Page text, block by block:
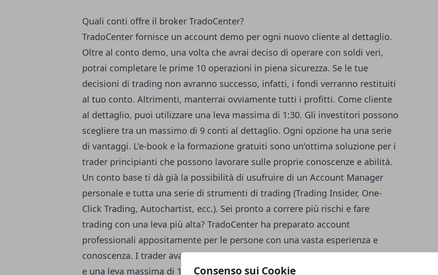
Consenso sui Cookie
Quali conti offre il broker TradoCenter?
TradoCenter fornisce un account demo per ogni nuovo cliente al dettaglio.
Oltre al conto demo, una volta che avrai deciso di operare con soldi veri,
potrai completare le prime 10 operazioni in piena sicurezza. Se le tue
decisioni di trading non avranno successo, infatti, i fondi verranno restituiti
al tuo conto. Altrimenti, manterrai ovviamente tutti i profitti. Come cliente
al dettaglio, puoi utilizzare una leva massima di 1:30. Gli investitori possono
scegliere tra un massimo di 9 conti al dettaglio. Ogni opzione ha una serie
di vantaggi. L'e-book e la formazione gratuiti sono un'ottima soluzione per i
trader principianti che possono lavorare sulle proprie conoscenze e abilità.
Un conto base ti dà già la possibilità di usufruire di un Account Manager
personale e tutta una serie di strumenti di trading (Trading Insider, One-
Click Trading, Autochartist, ecc.). Sei pronto a correre più rischi e fare
trading con una leva più alta? TradoCenter ha preparato account
professionali appositamente per le persone con una vasta esperienza e
conoscenza. I trader avanzati possono fare trading con un margine dello 0%
e una leva massima di 1: 200. In questo caso, puoi contare su offerte